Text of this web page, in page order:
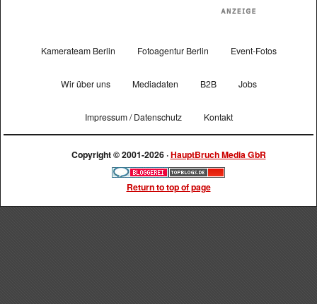
Kamerateam Berlin Fotoagentur Berlin Event-Fotos
Wir über uns Mediadaten B2B Jobs
Impressum / Datenschutz Kontakt
Copyright © 2001-2026 ·HauptBruch Media GbR
Return to top of page